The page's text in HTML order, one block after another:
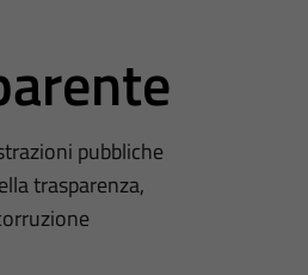
pubbliche
trasparenza,